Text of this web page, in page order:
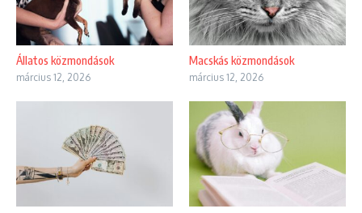
Állatos közmondások
március 12, 2026
Macskás közmondások
március 12, 2026